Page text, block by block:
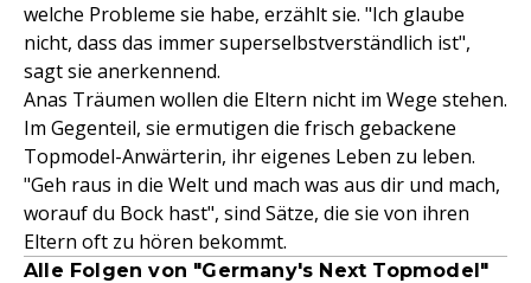
welche Probleme sie habe, erzählt sie. "Ich glaube
nicht, dass das immer superselbstverständlich ist",
sagt sie anerkennend.
Anas Träumen wollen die Eltern nicht im Wege stehen.
Im Gegenteil, sie ermutigen die frisch gebackene
Topmodel-Anwärterin, ihr eigenes Leben zu leben.
"Geh raus in die Welt und mach was aus dir und mach,
worauf du Bock hast", sind Sätze, die sie von ihren
Eltern oft zu hören bekommt.
Alle Folgen von "Germany's Next Topmodel"